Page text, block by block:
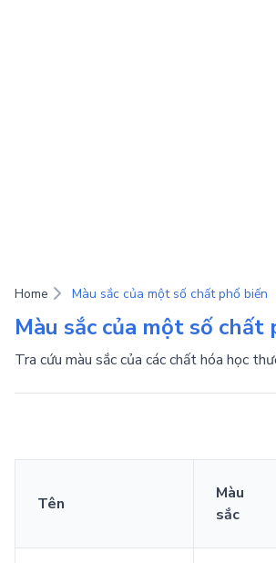
Home Màu sắc của một số chất phổ biến
Màu sắc của một số chất
Tra cứu màu sắc của các chất hóa học
Tên
Màu
sắc